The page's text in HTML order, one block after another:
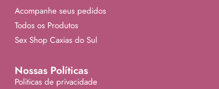
Acompanhe seus pedidos
Todos os Produtos
Sex Shop Caxias do Sul
Nossas Políticas
Politicas de privacidade